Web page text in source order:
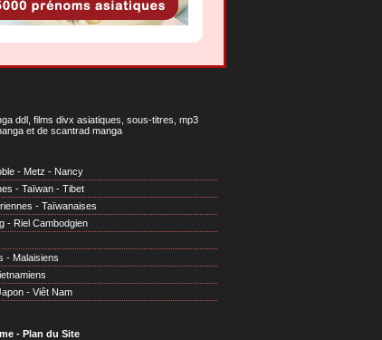
ddl, films divx asiatiques, sous-titres, mp3
et de scantrad manga
- Metz - Nancy
- Taïwan - Tibet
- Taïwanaises
- Riel Cambodgien
- Malaisiens
- Viêt Nam
- Plan du Site